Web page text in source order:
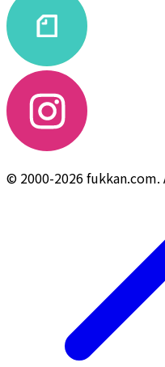
© 2000-2026 fukkan.com.